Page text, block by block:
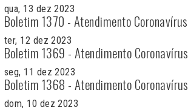
qua, 13 dez 2023
Boletim 1370 - Atendimento Coronavírus
ter, 12 dez 2023
Boletim 1369 - Atendimento Coronavírus
seg, 11 dez 2023
Boletim 1368 - Atendimento Coronavírus
dom, 10 dez 2023